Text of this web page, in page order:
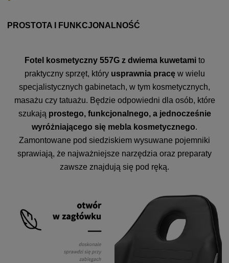
PROSTOTA I FUNKCJONALNOŚĆ
Fotel kosmetyczny 557G z dwiema kuwetamito
praktyczny sprzęt, który usprawnia pracęw wielu
specjalistycznych gabinetach, w tym kosmetycznych,
masażu czy tatuażu. Będzie odpowiedni dla osób, które
szukają prostego, funkcjonalnego, a jednocześnie
wyróżniającego się mebla kosmetycznego.
Zamontowane pod siedziskiem wysuwane pojemniki
sprawiają, że najważniejsze narzędzia oraz preparaty
zawsze znajdują się pod ręką.